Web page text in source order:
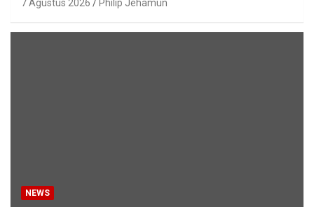
7 Agustus 2026 Philip Jehamun
NEWS